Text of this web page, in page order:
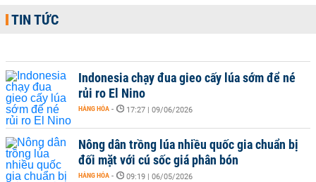
TIN TỨC
Indonesia chạy đua gieo cấy lúa sớm để né
rủi ro El Nino
HÀNG HÓA - 17:27 | 09/06/2026
Nông dân trồng lúa nhiều quốc gia chuẩn bị
đối mặt với cú sốc giá phân bón
HÀNG HÓA - 09:19 | 06/05/2026